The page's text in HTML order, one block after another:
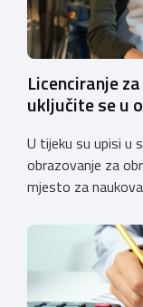
Licenciranje
uključite se u
U tijeku su upisi u
obrazovanje za
mjesto za
koji još nemaju
licenciranja kako
kvalitetno i
istodobno ulagali